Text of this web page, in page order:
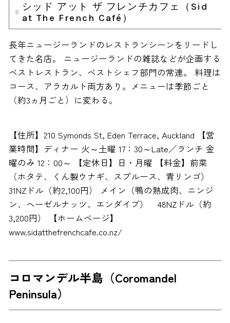
シッド アット ザ フレンチカフェ（Sid
at The French Café）
長年ニュージーランドのレストランシーンをリードし
てきた名店。 ニュージーランドの雑誌などが企画する
ベストレストラン、ベストシェフ部門の常連。 料理は
コース、アラカルト両方あり。メニューは季節ごと
（約3ヵ月ごと）に変わる。
【住所】210 Symonds St, Eden Terrace, Auckland 【営
業時間】ディナー 火～土曜 17：30～Late／ランチ 金
曜のみ 12：00～ 【定休日】日・月曜 【料金】前菜
（ホタテ、くん製ウナギ、スプルース、青リンゴ）
31NZドル（約2,100円） メイン（鴨の熟成肉、ニンジ
ン、ヘーゼルナッツ、エンダイブ） 48NZドル（約
3,200円） 【ホームページ】
www.sidatthefrenchcafe.co.nz/
コロマンデル半島（Coromandel
Peninsula）